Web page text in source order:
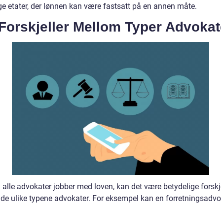
etater, der lønnen kan være fastsatt på en annen måte.
Mellom Typer
alle advokater jobber med loven, kan det være betydelige
ulike typene advokater. For eksempel kan en